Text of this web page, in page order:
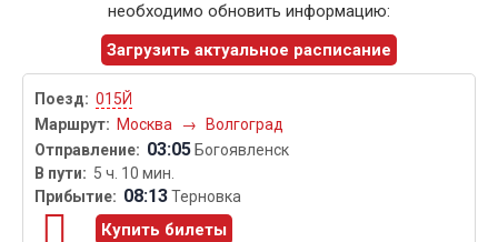
необходимо обновить информацию:
Загрузить актуальное расписание
015Й
Москва
→ Волгоград
03:05 Богоявленск
5 ч. 10 мин.
08:13Терновка
Купить билеты